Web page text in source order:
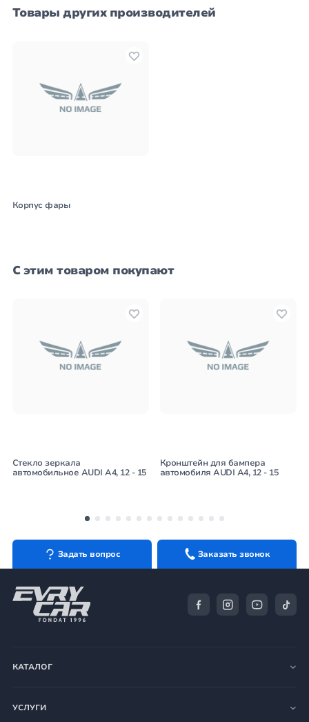
Товары других производителей
Корпус фары
С этим товаром покупают
Стекло зеркала
автомобильное AUDI A4, 12 - 15
Кронштейн для бампера
автомобиля AUDI A4, 12 - 15
Задать вопрос Заказать звонок
КАТАЛОГ
УСЛУГИ